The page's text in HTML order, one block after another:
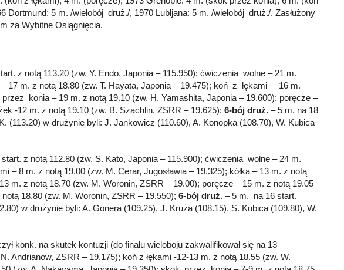
Dortmund: 5 m. /wielobój druż./, 1970 Lubljana: 5 m. /wielobój druż./. Zasłużony
za Wybitne Osiągnięcia.
z notą 113.20 (zw. Y. Endo, Japonia – 115.950); ćwiczenia wolne – 21 m.
17 m. z notą 18.80 (zw. T. Hayata, Japonia – 19.475); koń z łękami – 16 m.
konia – 19 m. z notą 19.10 (zw. H. Yamashita, Japonia – 19.600); poręcze –
-12 m. z notą 19.10 (zw. B. Szachlin, ZSRR – 19.625); 6-bój druż. – 5 m. na 18
(113.20) w drużynie byli: J. Jankowicz (110.60), A. Konopka (108.70), W. Kubica
z notą 112.80 (zw. S. Kato, Japonia – 115.900); ćwiczenia wolne – 24 m.
– 8 m. z notą 19.00 (zw. M. Cerar, Jugosławia – 19.325); kółka – 13 m. z notą
m. z notą 18.70 (zw. M. Woronin, ZSRR – 19.00); poręcze – 15 m. z notą 19.05
18.80 (zw. M. Woronin, ZSRR – 19.550); 6-bój druż. – 5 m. na 16 start.
w drużynie byli: A. Gonera (109.25), J. Kruża (108.15), S. Kubica (109.80), W.
konk. na skutek kontuzji (do finału wieloboju zakwalifikował się na 13
Andrianow, ZSRR – 19.175); koń z łękami -12-13 m. z notą 18.55 (zw. W.